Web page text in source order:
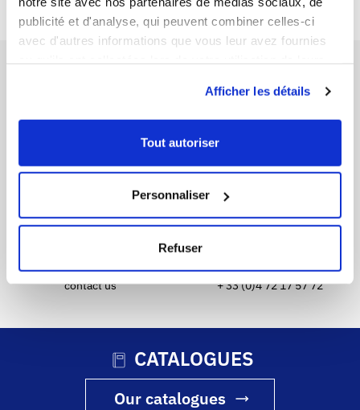
publicité et d'analyse, qui peuvent combiner celles-ci
avec d'autres informations que vous leur avez fournies
Afficher les détails
Tout autoriser
Personnaliser
Refuser
SECURE PAYMENT
administrative payment order
FREE DELIVERY
DELIVERY IN EUROPE
contact us
CUSTOMER SERVICE
+ 33 (0)4 72 17 57 72
CATALOGUES
Our catalogues